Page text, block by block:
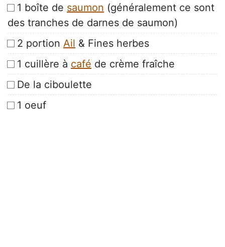
1 boîte de saumon (généralement ce sont
des tranches de darnes de saumon)
2 portion Ail & Fines herbes
1 cuillère à café de crème fraîche
De la ciboulette
1 oeuf